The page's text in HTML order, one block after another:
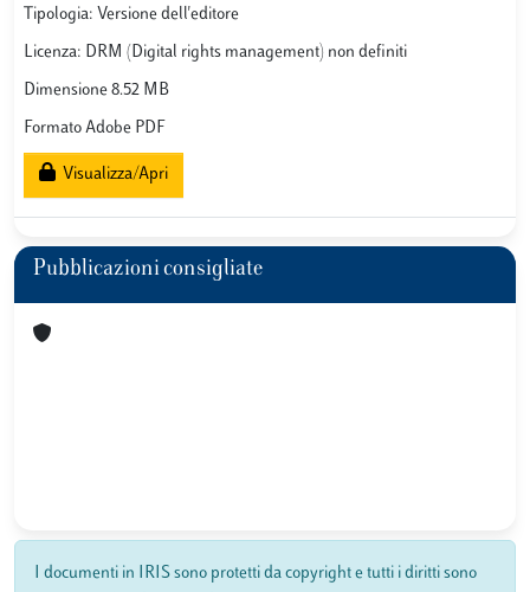
Tipologia: Versione dell'editore
Licenza: DRM (Digital rights management) non definiti
Dimensione 8.52 MB
Formato Adobe PDF
Visualizza/Apri
Pubblicazioni consigliate
I documenti in IRIS sono protetti da copyright e tutti i diritti sono